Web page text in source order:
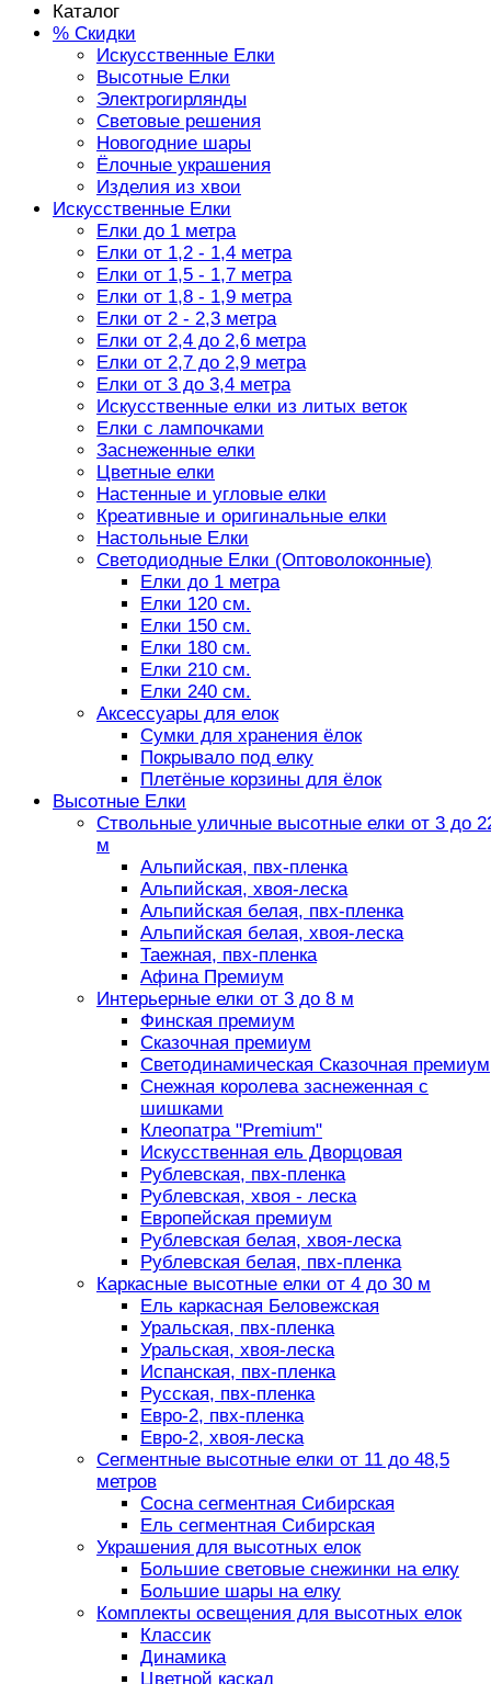
Каталог
% Скидки
Искусственные Елки
Высотные Елки
Электрогирлянды
Световые решения
Новогодние шары
Ёлочные украшения
Изделия из хвои
Искусственные Елки
Елки до 1 метра
Елки от 1,2 - 1,4 метра
Елки от 1,5 - 1,7 метра
Елки от 1,8 - 1,9 метра
Елки от 2 - 2,3 метра
Елки от 2,4 до 2,6 метра
Елки от 2,7 до 2,9 метра
Елки от 3 до 3,4 метра
Искусственные елки из литых веток
Елки с лампочками
Заснеженные елки
Цветные елки
Настенные и угловые елки
Креативные и оригинальные елки
Настольные Елки
Светодиодные Елки (Оптоволоконные)
Елки до 1 метра
Елки 120 см.
Елки 150 см.
Елки 180 см.
Елки 210 см.
Елки 240 см.
Аксессуары для елок
Сумки для хранения ёлок
Покрывало под елку
Плетёные корзины для ёлок
Высотные Елки
Ствольные уличные высотные елки от 3 до
м
Альпийская, пвх-пленка
Альпийская, хвоя-леска
Альпийская белая, пвх-пленка
Альпийская белая, хвоя-леска
Таежная, пвх-пленка
Афина Премиум
Интерьерные елки от 3 до 8 м
Финская премиум
Сказочная премиум
Светодинамическая Сказочная премиум
Снежная королева заснеженная с
шишками
Клеопатра "Premium"
Искусственная ель Дворцовая
Рублевская, пвх-пленка
Рублевская, хвоя - леска
Европейская премиум
Рублевская белая, хвоя-леска
Рублевская белая, пвх-пленка
Каркасные высотные елки от 4 до 30 м
Ель каркасная Беловежская
Уральская, пвх-пленка
Уральская, хвоя-леска
Испанская, пвх-пленка
Русская, пвх-пленка
Евро-2, пвх-пленка
Евро-2, хвоя-леска
Сегментные высотные елки от 11 до 48,5
метров
Сосна сегментная Сибирская
Ель сегментная Сибирская
Украшения для высотных елок
Большие световые снежинки на елку
Большие шары на елку
Комплекты освещения для высотных елок
Классик
Динамика
Цветной каскад